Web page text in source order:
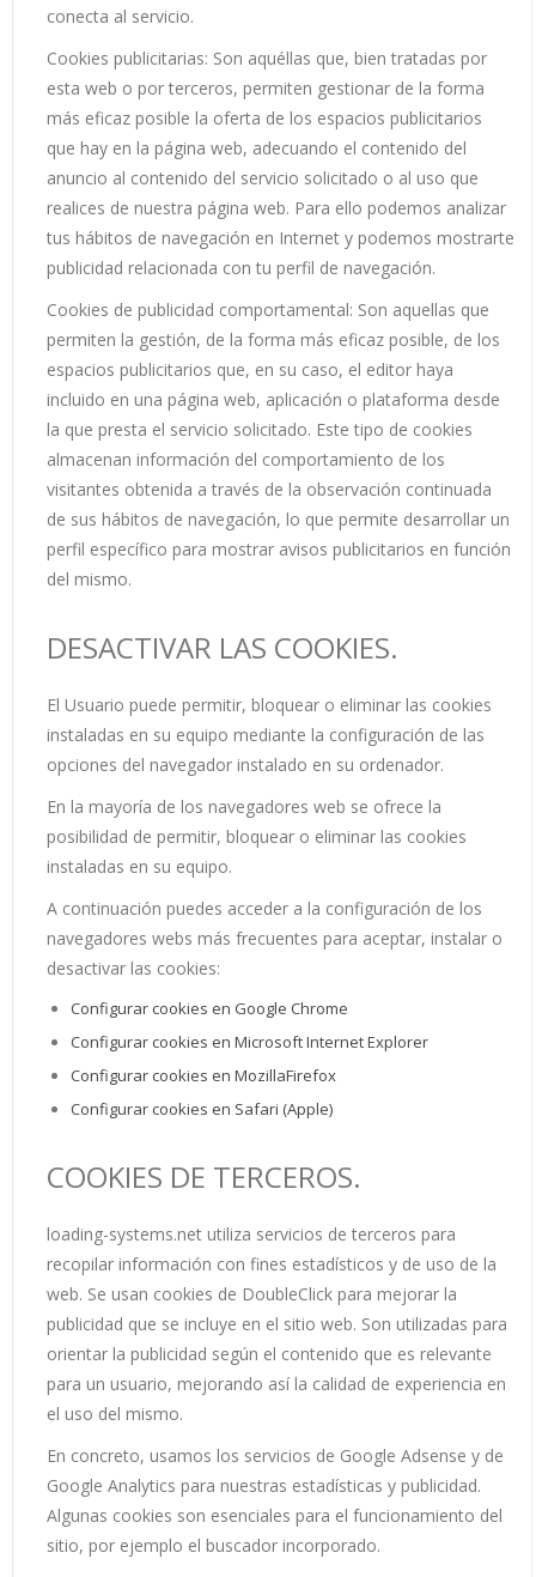
conecta al servicio.
Cookies publicitarias: Son aquéllas que, bien tratadas por
esta web o por terceros, permiten gestionar de la forma
más eficaz posible la oferta de los espacios publicitarios
que hay en la página web, adecuando el contenido del
anuncio al contenido del servicio solicitado o al uso que
realices de nuestra página web. Para ello podemos analizar
tus hábitos de navegación en Internet y podemos mostrarte
publicidad relacionada con tu perfil de navegación.
Cookies de publicidad comportamental: Son aquellas que
permiten la gestión, de la forma más eficaz posible, de los
espacios publicitarios que, en su caso, el editor haya
incluido en una página web, aplicación o plataforma desde
la que presta el servicio solicitado. Este tipo de cookies
almacenan información del comportamiento de los
visitantes obtenida a través de la observación continuada
de sus hábitos de navegación, lo que permite desarrollar un
perfil específico para mostrar avisos publicitarios en función
del mismo.
DESACTIVAR LAS COOKIES.
El Usuario puede permitir, bloquear o eliminar las cookies
instaladas en su equipo mediante la configuración de las
opciones del navegador instalado en su ordenador.
En la mayoría de los navegadores web se ofrece la
posibilidad de permitir, bloquear o eliminar las cookies
instaladas en su equipo.
A continuación puedes acceder a la configuración de los
navegadores webs más frecuentes para aceptar, instalar o
desactivar las cookies:
Configurar cookies en Google Chrome
Configurar cookies en Microsoft Internet Explorer
Configurar cookies en MozillaFirefox
Configurar cookies en Safari (Apple)
COOKIES DE TERCEROS.
loading-systems.net utiliza servicios de terceros para
recopilar información con fines estadísticos y de uso de la
web. Se usan cookies de DoubleClick para mejorar la
publicidad que se incluye en el sitio web. Son utilizadas para
orientar la publicidad según el contenido que es relevante
para un usuario, mejorando así la calidad de experiencia en
el uso del mismo.
En concreto, usamos los servicios de Google Adsense y de
Google Analytics para nuestras estadísticas y publicidad.
Algunas cookies son esenciales para el funcionamiento del
sitio, por ejemplo el buscador incorporado.